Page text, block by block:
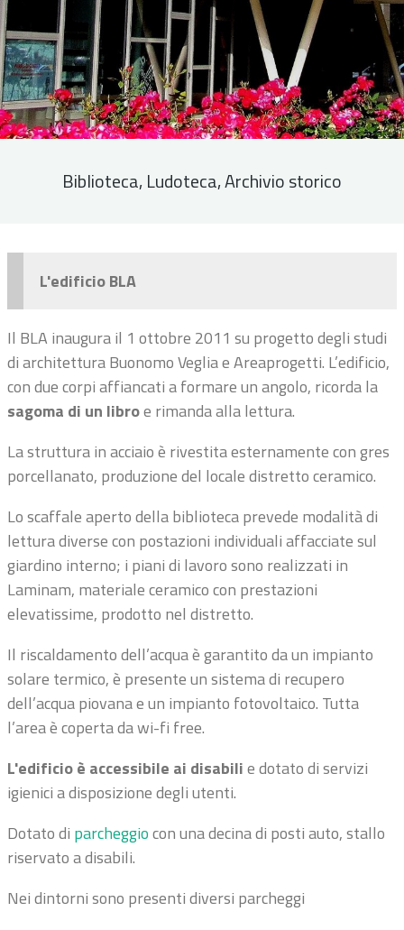
Biblioteca, Ludoteca, Archivio storico
L'edificio BLA
Il BLA inaugura il 1 ottobre 2011 su progetto degli studi
di architettura Buonomo Veglia e Areaprogetti. L’edificio,
con due corpi affiancati a formare un angolo, ricorda la
sagoma di un libroe rimanda alla lettura.
La struttura in acciaio è rivestita esternamente con gres
porcellanato, produzione del locale distretto ceramico.
Lo scaffale aperto della biblioteca prevede modalità di
lettura diverse con postazioni individuali affacciate sul
giardino interno; i piani di lavoro sono realizzati in
Laminam, materiale ceramico con prestazioni
elevatissime, prodotto nel distretto.
Il riscaldamento dell’acqua è garantito da un impianto
solare termico, è presente un sistema di recupero
dell’acqua piovana e un impianto fotovoltaico. Tutta
l’area è coperta da wi-fi free.
L'edificio è accessibile ai disabilie dotato di servizi
igienici a disposizione degli utenti.
Dotato di parcheggiocon una decina di posti auto, stallo
riservato a disabili.
Nei dintorni sono presenti diversi parcheggi